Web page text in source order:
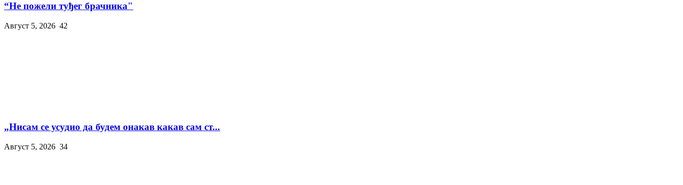
“Не пожели туђег брачника"
Август 5, 2026 42
„Нисам се усудио да будем онакав какав сам ст...
Август 5, 2026 34